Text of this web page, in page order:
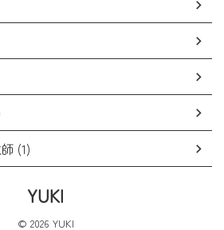
(1)
YUKI
© 2026 YUKI